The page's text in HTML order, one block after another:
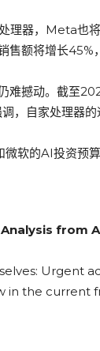
器，Meta也
额将增长45%
难撼动。截至
，自家处理器
软的AI投资预
from
Urgent
the current